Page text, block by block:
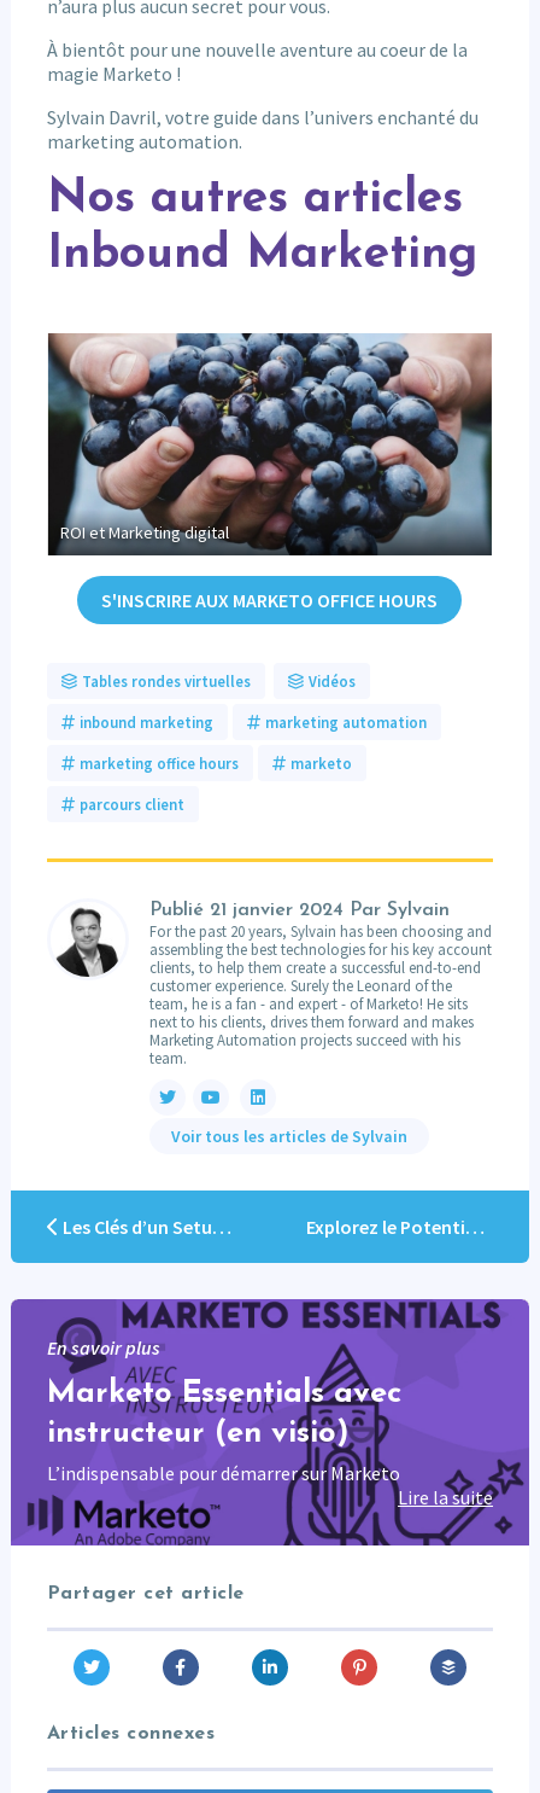
n’aura plus aucun secret pour vous.
À bientôt pour une nouvelle aventure au coeur de la
magie Marketo !
Sylvain Davril, votre guide dans l’univers enchanté du
marketing automation.
Nos autres articles
Inbound Marketing
ROI et Marketing digital
S'INSCRIRE AUX MARKETO OFFICE HOURS
Tables rondes virtuelles Vidéos
inbound marketing marketing automation
marketing office hours marketo
parcours client
Publié 21 janvier 2024 Par Sylvain
For the past 20 years, Sylvain has been choosing and
assembling the best technologies for his key account
clients, to help them create a successful end-to-end
customer experience. Surely the Leonard of the
team, he is a fan - and expert - of Marketo! He sits
next to his clients, drives them forward and makes
Marketing Automation projects succeed with his
team.
Voir tous les articles de Sylvain
Les Clés d’un Setup Marketo Réussi : Pratiques et Astuces Explorez le Potentiel Inexploré du Rapport People Performance pour Décisions Éclairées
En savoir plus
Marketo Essentials avec
instructeur (en visio)
L’indispensable pour démarrer sur Marketo
Lire la suite
Partager cet article
Articles connexes